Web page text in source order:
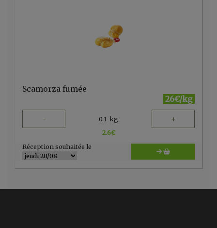
Scamorza fumée
26€/kg
- 0.1 kg +
2.6€
Réception souhaitée le